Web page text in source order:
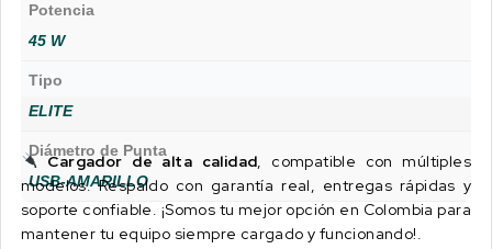
Potencia
45 W
Tipo
ELITE
Diámetro de Punta
USB-AMARILLO
Cargador de alta calidad, compatible con múltiples
modelos. Respaldo con garantía real, entregas rápidas y
soporte confiable. ¡Somos tu mejor opción en Colombia para
mantener tu equipo siempre cargado y funcionando!.